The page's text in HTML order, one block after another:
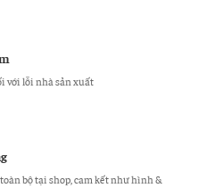
với lỗi nhà sản xuất
bộ tại shop, cam kết như hình &